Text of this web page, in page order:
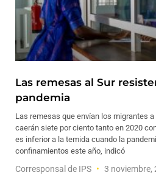
Las remesas al Sur
pandemia
Las remesas que envían los migrantes
caerán siete por ciento tanto en 2020
es inferior a la temida cuando la
confinamientos este año, indicó
Corresponsal de IPS 3 noviembre,